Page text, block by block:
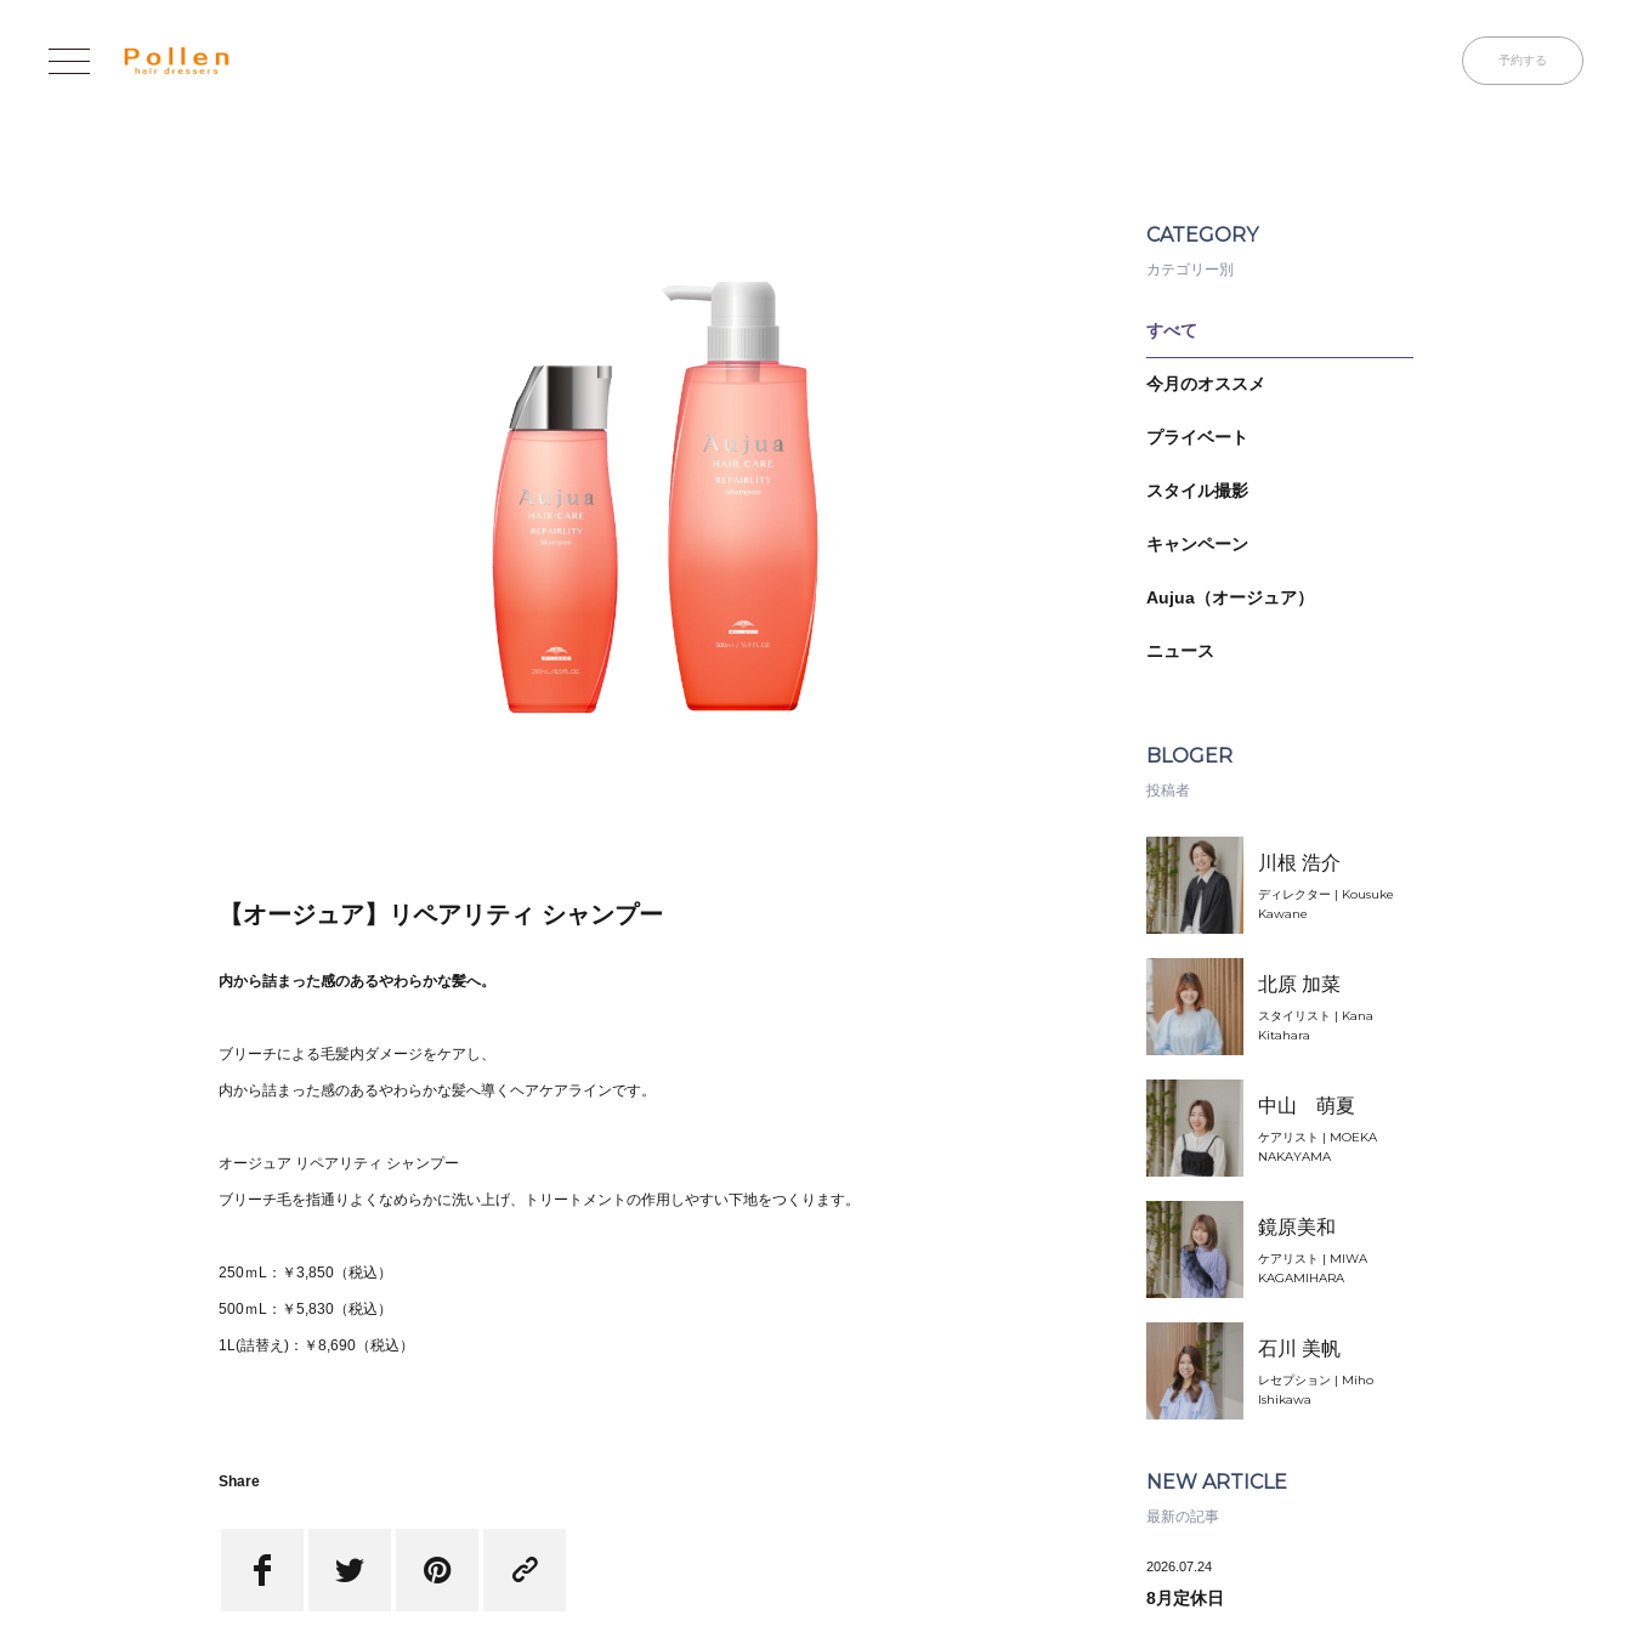
予約する
CATEGORY
カテゴリー別
すべて
今月のオススメ
プライベート
スタイル撮影
キャンペーン
Aujua（オージュア）
ニュース
BLOGER
投稿者
川根 浩介
ディレクター | Kousuke
Kawane
北原 加菜
スタイリスト | Kana
Kitahara
中山 萌夏
ケアリスト | MOEKA
NAKAYAMA
鏡原美和
ケアリスト | MIWA
KAGAMIHARA
石川 美帆
レセプション | Miho
Ishikawa
NEW ARTICLE
最新の記事
2026.07.24
8月定休日
【オージュア】リペアリティ シャンプー
内から詰まった感のあるやわらかな髪へ。
ブリーチによる毛髪内ダメージをケアし、
内から詰まった感のあるやわらかな髪へ導くヘアケアラインです。
オージュア リペアリティ シャンプー
ブリーチ毛を指通りよくなめらかに洗い上げ、トリートメントの作用しやすい下地をつくります。
250ｍL：￥3,850（税込）
500ｍL：￥5,830（税込）
1L(詰替え ) ：￥ 8,690 （税込）
Share
   